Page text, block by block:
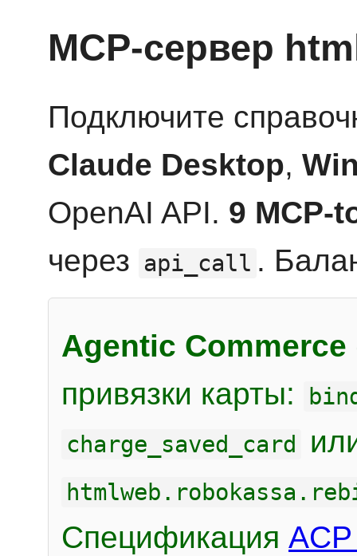
MCP-сервер
Подключите
Claude Desktop,
OpenAI API. 9 MCP-
через api_call .
Agentic Commerce
привязки карты:
charge_saved_card
Спецификация